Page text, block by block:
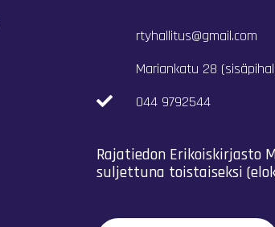
rtyhallitus@gmail.com
Mariankatu 28
044 9792544
Rajatiedon Erikoiskirjasto
suljettuna toistaiseksi